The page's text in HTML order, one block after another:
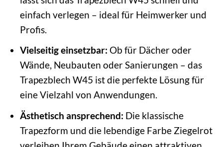
einfach verlegen – ideal für Heimwerker und
Profis.
Vielseitig einsetzbar: Ob für Dächer oder
Wände, Neubauten oder Sanierungen – das
Trapezblech W45 ist die perfekte Lösung für
eine Vielzahl von Anwendungen.
Ästhetisch ansprechend: Die klassische
Trapezform und die lebendige Farbe Ziegelrot